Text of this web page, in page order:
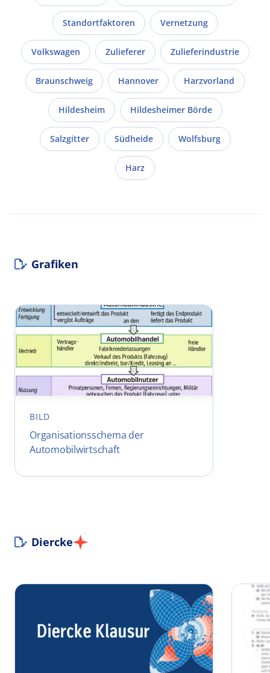
Standortfaktoren Vernetzung
Volkswagen Zulieferer Zulieferindustrie
Braunschweig Hannover Harzvorland
Hildesheim Hildesheimer Börde
Salzgitter Südheide Wolfsburg
Harz
Grafiken
BILD
Organisationsschema der
Automobilwirtschaft
Diercke